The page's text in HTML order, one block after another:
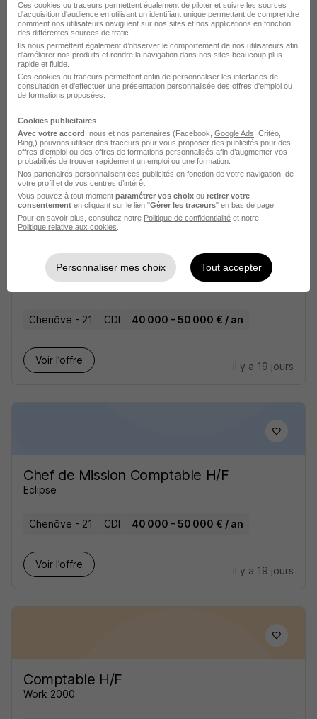
Collaborateur Comptable H/F
Eclipse
Chenôve - 21
30 000 - 40 000 € / an
Télétravail occasionnel
Voir l’offre
Chef de Mission Comptable H/F
Chenôve - 21 CDI 40 000 - 50 000 € / an
Voir l’offre
il y a 19 jours
Chef de Mission Comptable H/F
Eclipse
Chenôve - 21 CDI 40 000 - 50 000 € / an
Voir l’offre
il y a 19 jours
Comptable H/F
Work 2000
Ces cookies ou traceurs permettent également de piloter et suivre les sources
d'acquisition d'audience en utilisant un identifiant unique permettant de comprendre
comment nos utilisateurs naviguent sur nos sites et nos applications en fonction
des différentes sources de trafic.
Ils nous permettent également d’observer le comportement de nos utilisateurs afin
d'améliorer nos produits et rendre la navigation dans nos sites beaucoup plus
rapide et fluide.
Ces cookies ou traceurs permettent enfin de personnaliser les interfaces de
consultation et d'effectuer une présentation personnalisée des offres d'emploi ou
de formations proposées.
Cookies publicitaires
Avec votre accord , nous et nos partenaires (Facebook, Google Ads , Critéo,
Bing,) pouvons utiliser des traceurs pour vous proposer des publicités pour des
offres d’emploi ou des offres de formations personnalisés afin d’augmenter vos
probabilités de trouver rapidement un emploi ou une formation.
Nos partenaires personnalisent ces publicités en fonction de votre navigation, de
votre profil et de vos centres d’intérêt.
Vous pouvez à tout moment paramétrer vos choix ou retirer votre
consentement en cliquant sur le lien "Gérer les traceurs" en bas de page.
Pour en savoir plus, consultez notre Politique de confidentialité et notre
Politique relative aux cookies
Personnaliser mes choix Tout accepter